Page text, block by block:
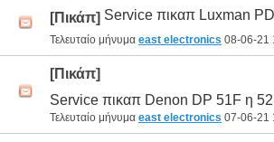
[Πικάπ] Service πικαπ Luxman
Τελευταίο μήνυμα east electronics 08-06-21
[Πικάπ]
Service πικαπ Denon DP 51F η
Τελευταίο μήνυμα east electronics 07-06-21